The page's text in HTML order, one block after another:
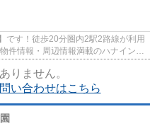
です！徒歩20分圏内2駅2路線が利用
件情報・周辺情報満載のハナインタ
りません。
い合わせはこちら